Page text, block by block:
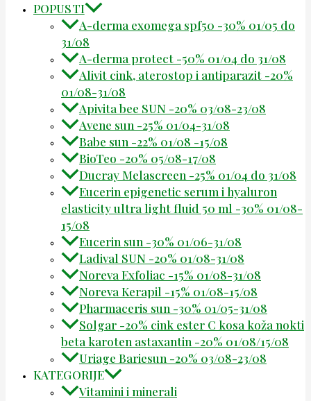
POPUSTI
A-derma exomega spf50 -30% 01/05 do
31/08
A-derma protect -50% 01/04 do 31/08
Alivit cink, aterostop i antiparazit -20%
01/08-31/08
Apivita bee SUN -20% 03/08-23/08
Avene sun -25% 01/04-31/08
Babe sun -22% 01/08 -15/08
BioTeo -20% 05/08-17/08
Ducray Melascreen -25% 01/04 do 31/08
Eucerin epigenetic serum i hyaluron
elasticity ultra light fluid 50 ml -30% 01/08-
15/08
Eucerin sun -30% 01/06-31/08
Ladival SUN -20% 01/08-31/08
Noreva Exfoliac -15% 01/08-31/08
Noreva Kerapil -15% 01/08-15/08
Pharmaceris sun -30% 01/05-31/08
Solgar -20% cink ester C kosa koža nokti
beta karoten astaxantin -20% 01/08/15/08
Uriage Bariesun -20% 03/08-23/08
KATEGORIJE
Vitamini i minerali